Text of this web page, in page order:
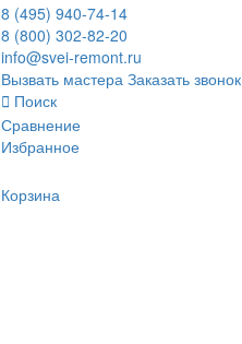
8 (495) 940-74-14
8 (800) 302-82-20
info@svei-remont.ru
Вызвать мастера Заказать звонок
Поиск
Сравнение
Избранное
Корзина